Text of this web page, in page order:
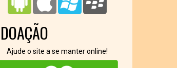
DOAÇÃO
Ajude o site a se manter online!